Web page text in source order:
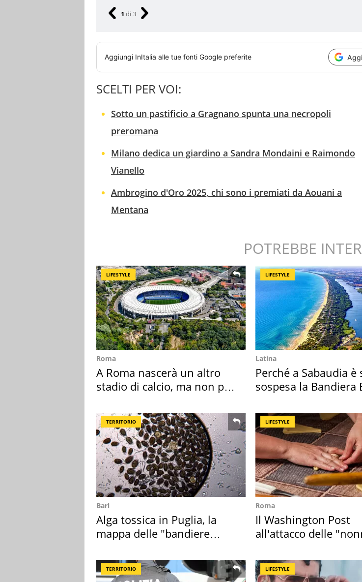
1 di3
Aggiungi InItalia alle tue fonti Google preferite
SCELTI PER VOI:
Sotto un pastificio a Gragnano spunta una necropoli
preromana
Milano dedica un giardino a Sandra Mondaini e Raimondo
Vianello
Ambrogino d'Oro 2025, chi sono i premiati da Aouani a
Mentana
POTREBBE
LIFESTYLE
Roma
A Roma nascerà un altro
stadio di calcio, ma non per
LIFESTYLE
Latina
Perché a Sabaudia è
sospesa la Bandiera
TERRITORIO
Bari
Alga tossica in Puglia, la
mappa delle "bandiere
LIFESTYLE
Roma
Il Washington Post
all'attacco delle
TERRITORIO LIFESTYLE